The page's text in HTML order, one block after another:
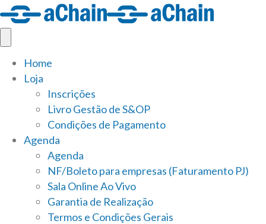
Home
Loja
Inscrições
Livro Gestão de S&OP
Condições de Pagamento
Agenda
Agenda
NF/Boleto para empresas (Faturamento PJ)
Sala Online Ao Vivo
Garantia de Realização
Termos e Condições Gerais